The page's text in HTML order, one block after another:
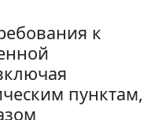
к
пунктам,